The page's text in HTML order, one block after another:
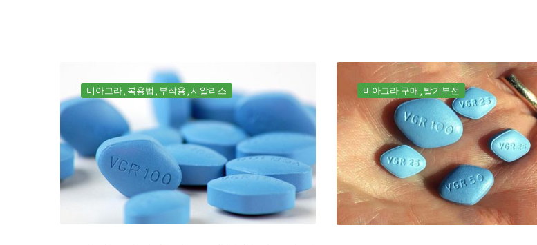
비아그라 복용법 부작용 시알리스 비아그라 구매 발기부전